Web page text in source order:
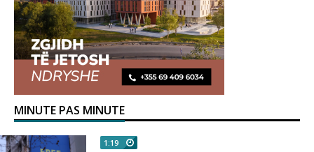
MINUTE PAS MINUTE
1:19